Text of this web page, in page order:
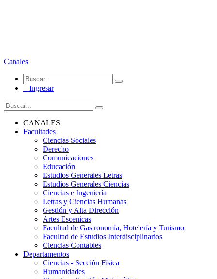
Canales
Ingresar
CANALES
Facultades
Ciencias Sociales
Derecho
Comunicaciones
Educación
Estudios Generales Letras
Estudios Generales Ciencias
Ciencias e Ingeniería
Letras y Ciencias Humanas
Gestión y Alta Dirección
Artes Escenicas
Facultad de Gastronomía, Hotelería y Turismo
Facultad de Estudios Interdisciplinarios
Ciencias Contables
Departamentos
Ciencias - Sección Física
Humanidades